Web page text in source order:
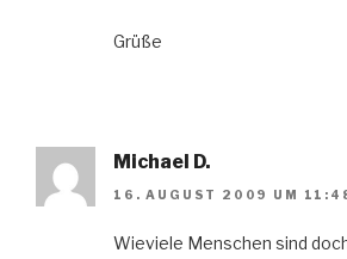
Grüße
Michael D.
16. AUGUST 2009 UM
Wieviele Menschen sind